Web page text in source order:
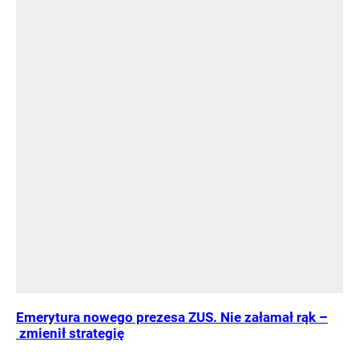
Emerytura nowego prezesa ZUS. Nie załamał rąk –
zmienił strategię